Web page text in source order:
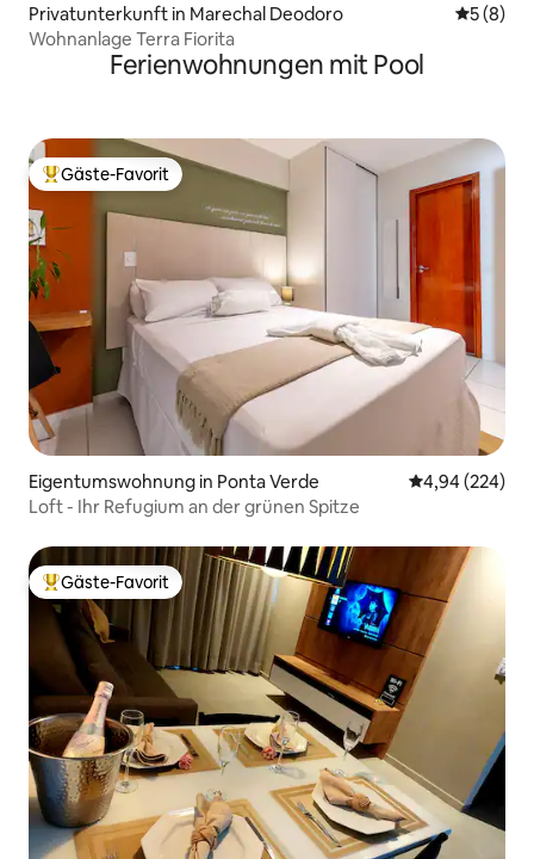
Privatunterkunft in Marechal Deodoro
5 (8)
Wohnanlage Terra Fiorita
Ferienwohnungen mit Pool
Beliebter Gäste-Favorit.
Gäste-Favorit
Eigentumswohnung in Ponta Verde
4,94 (224)
Loft - Ihr Refugium an der grünen Spitze
Beliebter Gäste-Favorit.
Gäste-Favorit